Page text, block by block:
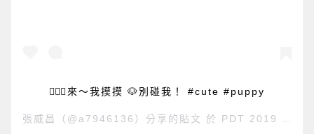
👨🏽‍⚕️來～我摸摸 🐶別碰我！ #cute #puppy
張威昌 （@a7946136）分享的貼文 於 PDT 2019 年 3月 月 28 日 上午 2:04